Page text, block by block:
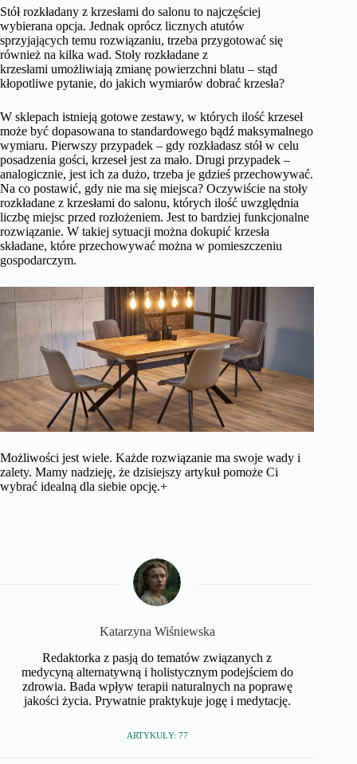
Stół rozkładany z krzesłami do salonu to najczęściej
wybierana opcja. Jednak oprócz licznych atutów
sprzyjających temu rozwiązaniu, trzeba przygotować się
również na kilka wad. Stoły rozkładane z
krzesłami umożliwiają zmianę powierzchni blatu – stąd
kłopotliwe pytanie, do jakich wymiarów dobrać krzesła?
W sklepach istnieją gotowe zestawy, w których ilość krzeseł
może być dopasowana to standardowego bądź maksymalnego
wymiaru. Pierwszy przypadek – gdy rozkładasz stół w celu
posadzenia gości, krzeseł jest za mało. Drugi przypadek –
analogicznie, jest ich za dużo, trzeba je gdzieś przechowywać.
Na co postawić, gdy nie ma się miejsca? Oczywiście na stoły
rozkładane z krzesłami do salonu, których ilość uwzględnia
liczbę miejsc przed rozłożeniem. Jest to bardziej funkcjonalne
rozwiązanie. W takiej sytuacji można dokupić krzesła
składane, które przechowywać można w pomieszczeniu
gospodarczym.
Możliwości jest wiele. Każde rozwiązanie ma swoje wady i
zalety. Mamy nadzieję, że dzisiejszy artykuł pomoże Ci
wybrać idealną dla siebie opcję.+
Katarzyna Wiśniewska
Redaktorka z pasją do tematów związanych z
medycyną alternatywną i holistycznym podejściem do
zdrowia. Bada wpływ terapii naturalnych na poprawę
jakości życia. Prywatnie praktykuje jogę i medytację.
ARTYKUŁY: 77